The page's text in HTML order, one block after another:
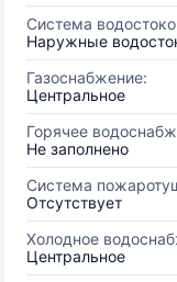
Система
Наружные
Газоснабжение:
Центральное
Горячее
Не заполнено
Система
Отсутствует
Холодное
Центральное